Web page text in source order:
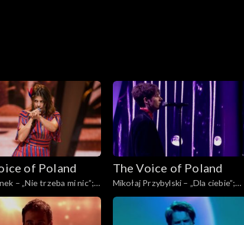
of Poland
– „Nie trzeba mi nic”;
of Poland”, Finał, 30
2024
The Voice of Poland
Mikołaj Przybylski – „Dla ciebie”;
„The Voice of Poland”, Finał, 30
listopada 2024